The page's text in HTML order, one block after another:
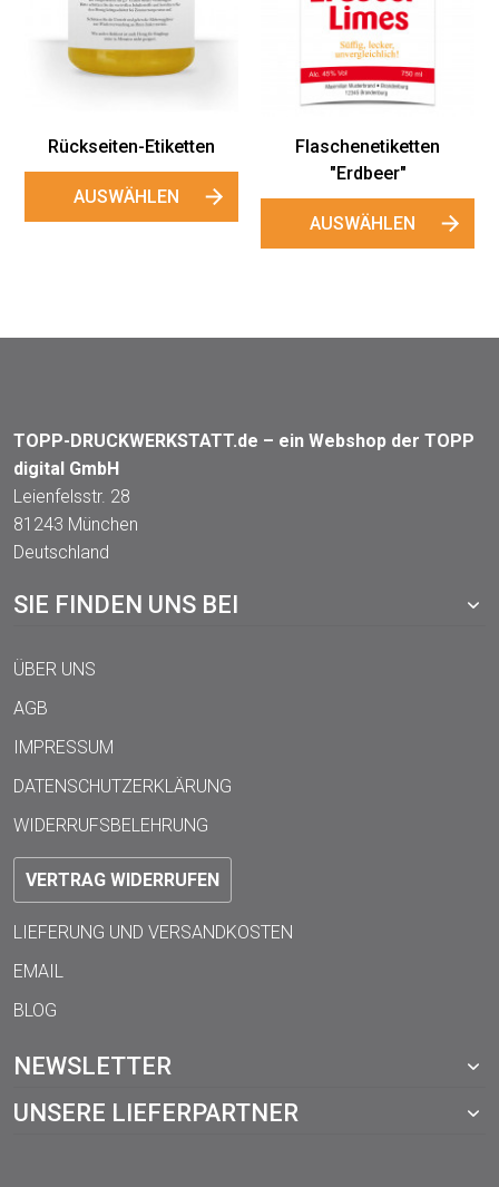
Rückseiten-Etiketten
AUSWÄHLEN
Flaschenetiketten
"Erdbeer"
AUSWÄHLEN
TOPP-DRUCKWERKSTATT.de – ein Webshop der TOPP
digital GmbH
Leienfelsstr. 28
81243 München
Deutschland
SIE FINDEN UNS BEI
ÜBER UNS
AGB
IMPRESSUM
DATENSCHUTZERKLÄRUNG
WIDERRUFSBELEHRUNG
VERTRAG WIDERRUFEN
LIEFERUNG UND VERSANDKOSTEN
EMAIL
BLOG
NEWSLETTER
UNSERE LIEFERPARTNER